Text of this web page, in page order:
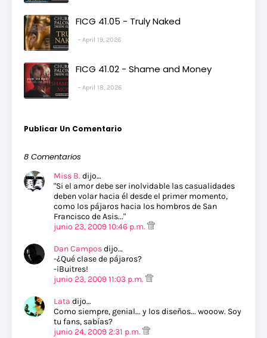
FICG 41.05 - Truly Naked
April 19, 2026
FICG 41.02 - Shame and Money
April 18, 2026
Publicar Un Comentario
8 Comentarios
Miss B. dijo…
"Si el amor debe ser inolvidable las casualidades
deben volar hacia él desde el primer momento,
como los pájaros hacia los hombros de San
Francisco de Asis..."
junio 23, 2009 10:46 p.m.
Dan Camposdijo…
-¿Qué clase de pájaros?
-¡Buitres!
junio 23, 2009 11:03 p.m.
Lata dijo…
Como siempre, genial... y los diseños... wooow. Soy
tu fans, sabías?
junio 24, 2009 2:31 p.m.